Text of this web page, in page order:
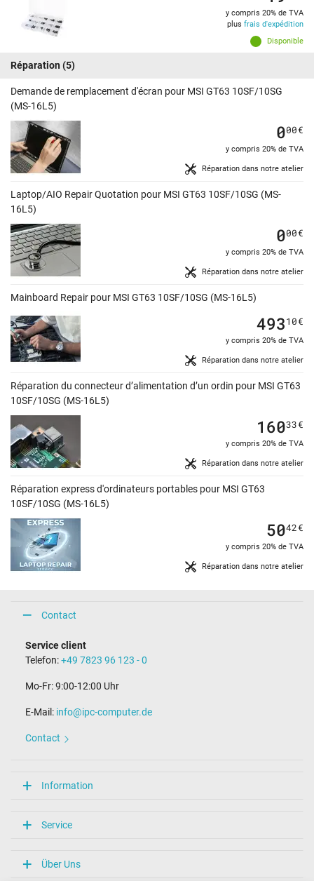
Disponible
y compris 20% de TVA
plus frais d'expédition
Réparation (5)
Demande de remplacement d'écran pour MSI GT63 10SF/10SG
(MS-16L5)
Réparation dans notre atelier
000€
y compris 20% de TVA
Laptop/AIO Repair Quotation pour MSI GT63 10SF/10SG (MS-
16L5)
Réparation dans notre atelier
000€
y compris 20% de TVA
Mainboard Repair pour MSI GT63 10SF/10SG (MS-16L5)
Réparation dans notre atelier
49310€
y compris 20% de TVA
Réparation du connecteur d’alimentation d’un ordin pour MSI GT63
10SF/10SG (MS-16L5)
Réparation dans notre atelier
16033€
y compris 20% de TVA
Réparation express d'ordinateurs portables pour MSI GT63
10SF/10SG (MS-16L5)
Réparation dans notre atelier
5042€
y compris 20% de TVA
Contact
Service client
Telefon:+49 7823 96 123 - 0
Mo-Fr: 9:00-12:00 Uhr
E-Mail: info@ipc-computer.de
Contact
Information
Service
Über Uns